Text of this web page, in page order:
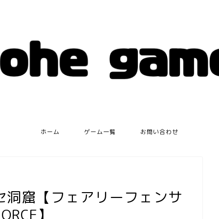
ホーム ゲーム一覧 お問い合わせ
窟【フェアリーフェンサ
】